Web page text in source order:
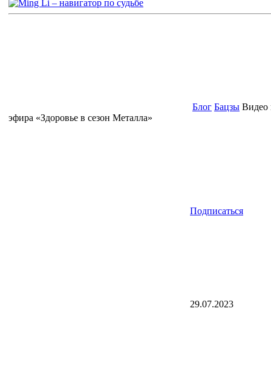
Блог Бацзы Видео
эфира «Здоровье в сезон Металла»
Подписаться
29.07.2023